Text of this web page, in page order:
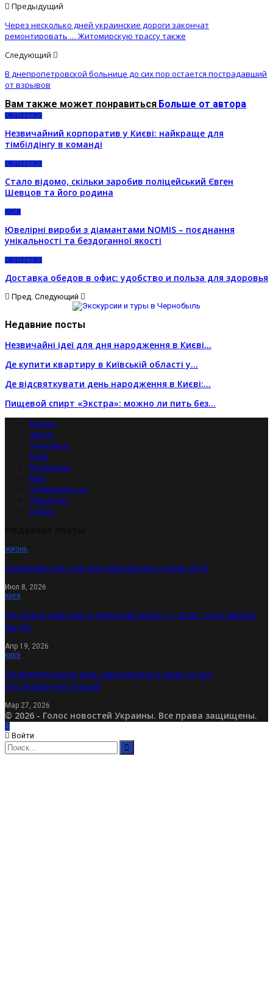
Предыдущий
Через несколько дней украинские дороги закончат
ремонтировать … Житомирскую трассу также
Следующий
В днепропетровской больнице до сих пор остается пострадавший
от взрывов
Вам также может понравиться Больше от автора
ОБЩЕСТВО
Незвичайний корпоратив у Києві: найкраще для
тімбілдінгу в команді
ОБЩЕСТВО
Стало відомо, скільки заробив поліцейський Євген
Шевцов та його родина
КИЕВ
Ювелірні вироби з діамантами NOMIS – поєднання
унікальності та бездоганної якості
ОБЩЕСТВО
Доставка обедов в офис: удобство и польза для здоровья
Пред. Следующий
Недавние посты
Незвичайні ідеї для дня народження в Києві…
Де купити квартиру в Київській області у…
Де відсвяткувати день народження в Києві:…
Пищевой спирт «Экстра»: можно ли пить без…
Бизнес
Жизнь
Здоровье
Киев
Медицина
Мир
Недвижимость
Общество
Отдых
ЖИЗНЬ
Незвичайні ідеї для дня народження в Києві 2026
Июл 8, 2026
КИЕВ
Де купити квартиру в Київській області у 2026: гід по вибору
житла
Апр 19, 2026
КИЕВ
Де відсвяткувати день народження в Києві: огляд
нестандартних локацій
Мар 27, 2026
© 2026 - Голос новостей Украины. Все права защищены.
Войти